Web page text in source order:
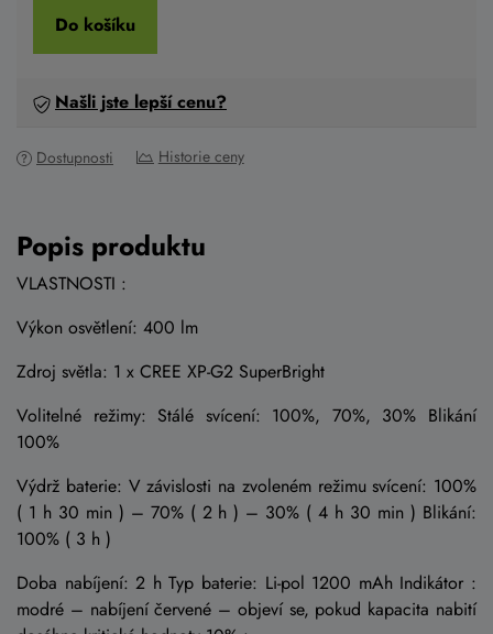
Do košíku
Našli jste lepší cenu?
Dostupnosti Historie ceny
Popis produktu
VLASTNOSTI :
Výkon osvětlení: 400 lm
Zdroj světla: 1 x CREE XP-G2 SuperBright
Volitelné režimy: Stálé svícení: 100%, 70%, 30% Blikání
100%
Výdrž baterie: V závislosti na zvoleném režimu svícení: 100%
( 1 h 30 min ) – 70% ( 2 h ) – 30% ( 4 h 30 min ) Blikání:
100% ( 3 h )
Doba nabíjení: 2 h Typ baterie: Li-pol 1200 mAh Indikátor :
modré – nabíjení červené – objeví se, pokud kapacita nabití